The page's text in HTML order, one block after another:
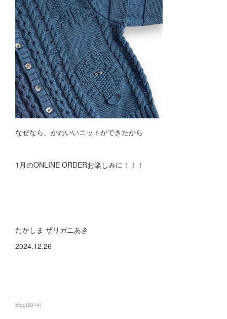
なぜなら、かわいいニットができたから
1月のONLINE ORDERお楽しみに！！！
たかしま ザリガニあき
2024.12.26
Blog(2014)